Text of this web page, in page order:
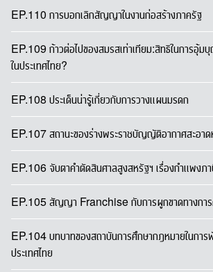
EP.110 การบอกเลิกสัญญาในงานก่อสร้างภาครัฐ
EP.109 ก้าวต่อไปของสมรสเท่าเทียม:สิทธิในการอุ้ม
ในประเทศไทย?
EP.108 ประเด็นน่ารู้เกี่ยวกับการวางแผนมรดก
EP.107 สถานะของร่างพระราชบัญญัติอากาศสะอา
EP.106 จับตาคำตัดสินศาลสูงสหรัฐฯ เรื่องกำแพงภ
EP.105 สัญญา Franchise กับการผูกขาดทางกา
EP.104 บทบาทของสถาบันการศึกษากฎหมายในกา
ประเทศไทย